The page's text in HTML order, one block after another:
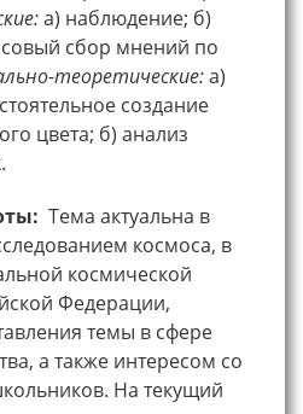
а) наблюдение; б)
сбор мнений по
теоретические:а)
создание
цвета; б) анализ
Тема актуальна в
космоса, в
космической
Федерации,
темы в сфере
а также интересом со
На текущий